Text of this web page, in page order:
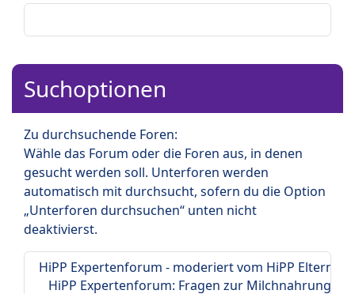
Suchoptionen
Zu durchsuchende Foren:
Wähle das Forum oder die Foren aus, in denen
gesucht werden soll. Unterforen werden
automatisch mit durchsucht, sofern du die Option
„Unterforen durchsuchen“ unten nicht
deaktivierst.